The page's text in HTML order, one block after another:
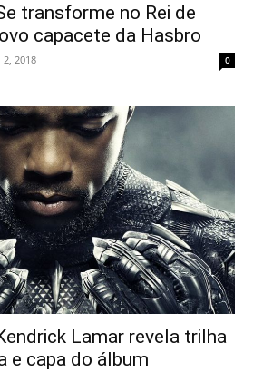
transforme no Rei de
capacete da Hasbro
2018 0
Lamar revela trilha
e capa do álbum